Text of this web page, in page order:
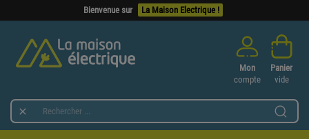
Bienvenue sur La Maison Electrique !

Mon
compte
Panier
vide